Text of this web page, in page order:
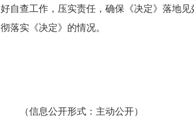
好自查工作，压实责任，确保《决定》落地
彻落实《决定》的情况。
（信息公开形式：主动公开）